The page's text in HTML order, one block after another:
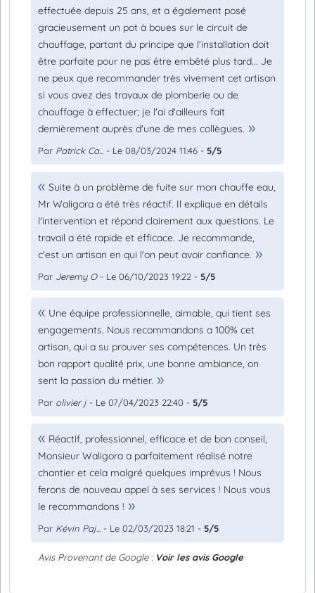
effectuée depuis 25 ans, et a également posé
gracieusement un pot à boues sur le circuit de
chauffage, partant du principe que l'installation doit
être parfaite pour ne pas être embêté plus tard... Je
ne peux que recommander très vivement cet artisan
si vous avez des travaux de plomberie ou de
chauffage à effectuer; je l'ai d'ailleurs fait
dernièrement auprès d'une de mes collègues.
Par Patrick Ca... - Le 08/03/2024 11:46 - 5/5
Suite à un problème de fuite sur mon chauffe eau,
Mr Waligora a été très réactif. Il explique en détails
l'intervention et répond clairement aux questions. Le
travail a été rapide et efficace. Je recommande,
c'est un artisan en qui l'on peut avoir confiance.
Par Jeremy O- Le 06/10/2023 19:22 - 5/5
Une équipe professionnelle, aimable, qui tient ses
engagements. Nous recommandons a 100% cet
artisan, qui a su prouver ses compétences. Un très
bon rapport qualité prix, une bonne ambiance, on
sent la passion du métier.
Par olivier j - Le 07/04/2023 22:40 - 5/5
Réactif, professionnel, efficace et de bon conseil,
Monsieur Waligora a parfaitement réalisé notre
chantier et cela malgré quelques imprévus ! Nous
ferons de nouveau appel à ses services ! Nous vous
le recommandons !
Par Kévin Paj... - Le 02/03/2023 18:21 - 5/5
Avis Provenant de Google : Voir les avis Google